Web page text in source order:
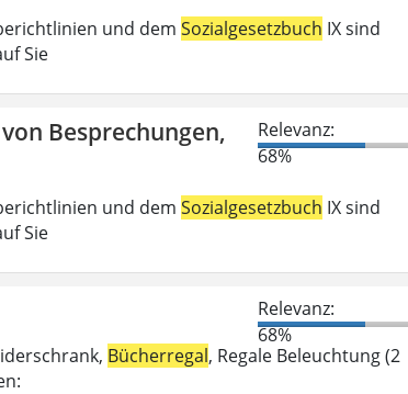
und dem Sozialgesetzbuch IX sind
Sie
Besprechungen,
Relevanz:
68%
und dem Sozialgesetzbuch IX sind
Sie
Relevanz:
68%
Bücherregal, Regale Beleuchtung (2